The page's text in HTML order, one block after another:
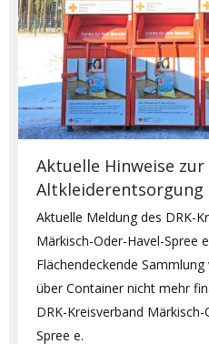
Aktuelle Hinweise zur
Altkleiderentsorgung
Aktuelle Meldung des DRK-
Märkisch-Oder-Havel-Spree
Flächendeckende
über Container nicht mehr
DRK-Kreisverband Märkisch-
Spree e.